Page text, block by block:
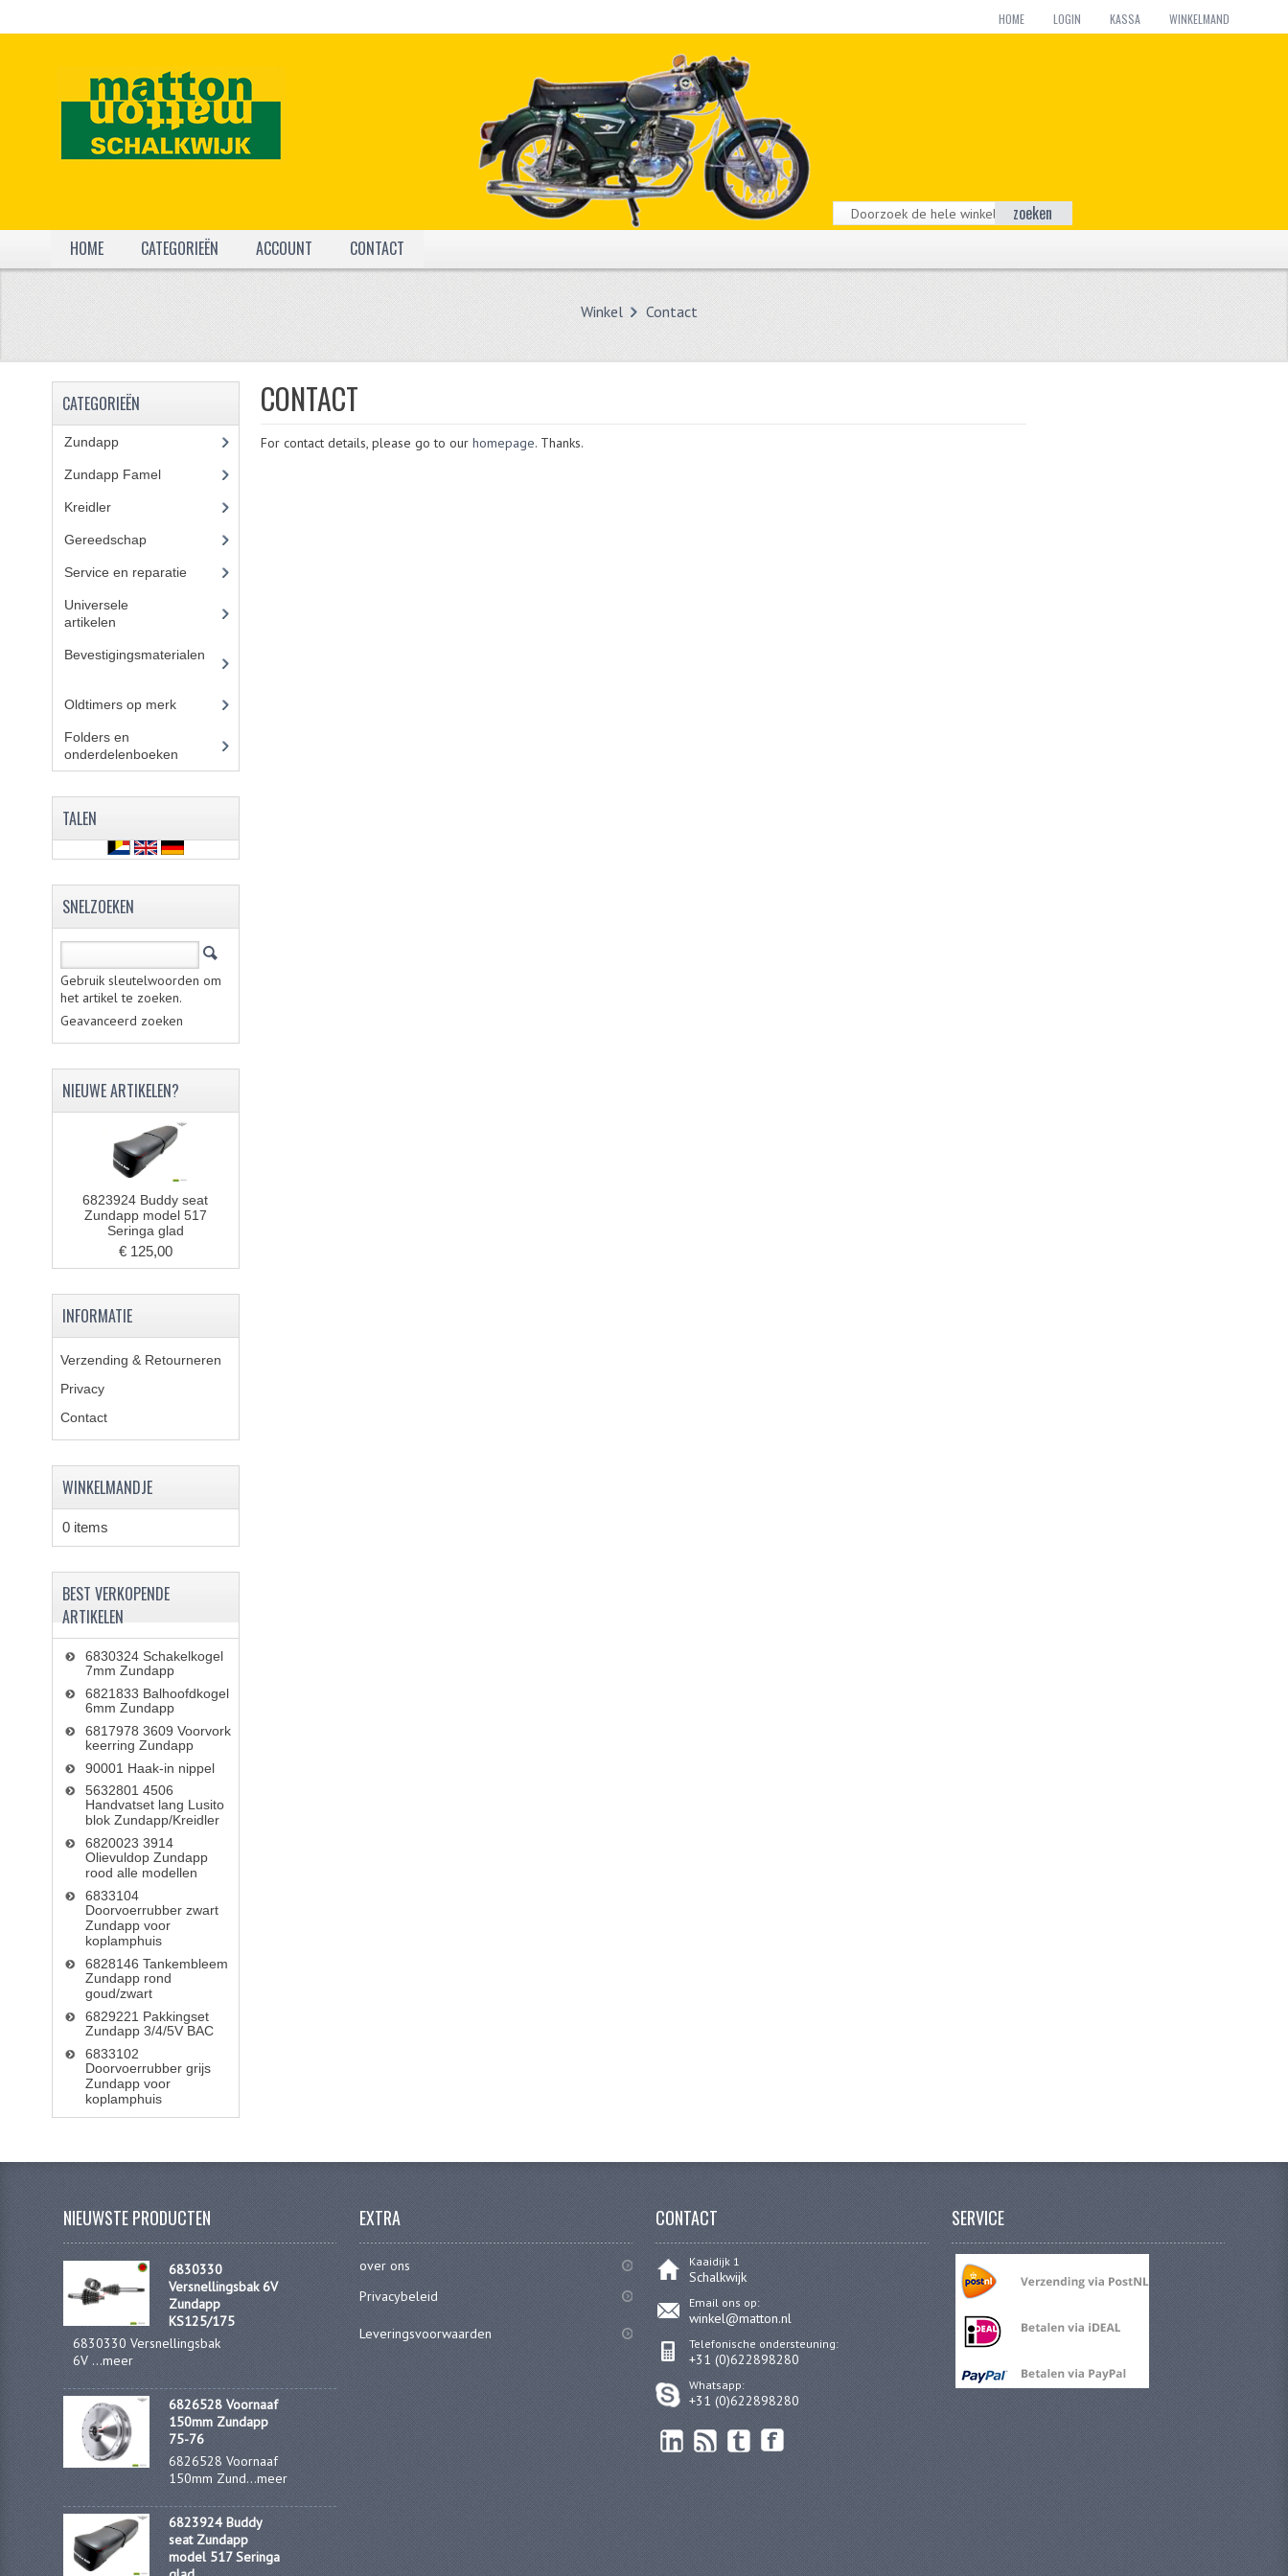
HOME LOGIN KASSA WINKELMAND
zoeken
HOME
CATEGORIEËN ACCOUNT CONTACT
Winkel Contact
CONTACT
For contact details, please go to our homepage. Thanks.
CATEGORIEËN
Zundapp(2591)
Zundapp Famel(61)
Kreidler(648)
Gereedschap(5)
Service en reparatie
Universele
artikelen
Bevestigingsmaterialen
Oldtimers op merk(73)
Folders en
onderdelenboeken
TALEN
SNELZOEKEN
Gebruik sleutelwoorden om
het artikel te zoeken.
Geavanceerd zoeken
NIEUWE ARTIKELEN?
6823924 Buddy seat
Zundapp model 517
Seringa glad
€ 125,00
INFORMATIE
Verzending & Retourneren
Privacy
Contact
WINKELMANDJE
0 items
BEST VERKOPENDE
ARTIKELEN
6830324 Schakelkogel
7mm Zundapp
6821833 Balhoofdkogel
6mm Zundapp
6817978 3609 Voorvork
keerring Zundapp
90001 Haak-in nippel
5632801 4506
Handvatset lang Lusito
blok Zundapp/Kreidler
6820023 3914
Olievuldop Zundapp
rood alle modellen
6833104
Doorvoerrubber zwart
Zundapp voor
koplamphuis
6828146 Tankembleem
Zundapp rond
goud/zwart
6829221 Pakkingset
Zundapp 3/4/5V BAC
6833102
Doorvoerrubber grijs
Zundapp voor
koplamphuis
NIEUWSTE PRODUCTEN
6830330
Versnellingsbak 6V
Zundapp
KS125/175
6830330 Versnellingsbak
6V ...meer
6826528 Voornaaf
150mm Zundapp
75-76
6826528 Voornaaf
150mm Zund...meer
6823924 Buddy
seat Zundapp
model 517 Seringa
EXTRA
over ons
Privacybeleid
Leveringsvoorwaarden
CONTACT
Kaaidijk 1
Schalkwijk
Email ons op:
winkel@matton.nl
Telefonische ondersteuning:
+31 (0)622898280
Whatsapp:
+31 (0)622898280
SERVICE